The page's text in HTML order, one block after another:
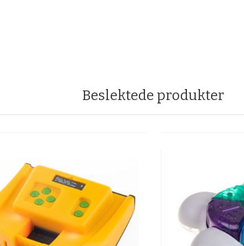
Beslektede produkter